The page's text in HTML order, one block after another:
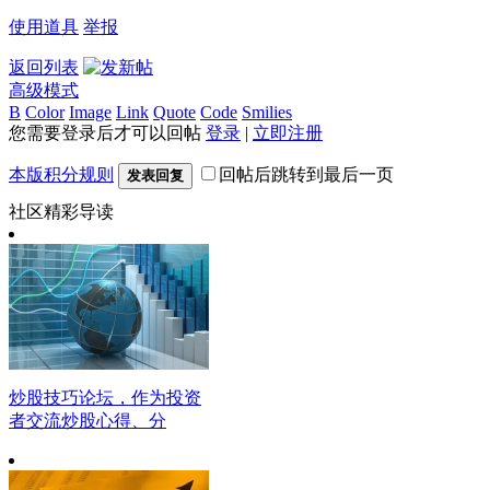
使用道具 举报
返回列表
高级模式
B Color Image Link Quote Code Smilies
您需要登录后才可以回帖 登录 | 立即注册
本版积分规则 发表回复
回帖后跳转到最后一页
社区精彩导读
炒股技巧论坛，作为投资
者交流炒股心得、分